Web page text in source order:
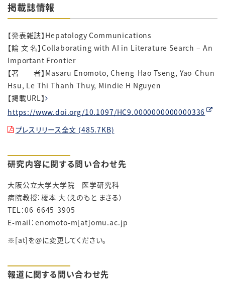
掲載誌情報
【発表雑誌】Hepatology Communications
【論 文 名】Collaborating with AI in Literature Search – An
Important Frontier
【著 者】Masaru Enomoto, Cheng-Hao Tseng, Yao-Chun
Hsu, Le Thi Thanh Thuy, Mindie H Nguyen
【掲載URL】
https://www.doi.org/10.1097/HC9.0000000000000336
プレスリリース全文 (485.7KB)
研究内容に関する問い合わせ先
大阪公立大学大学院 医学研究科
病院教授：榎本 大（えのもと まさる）
TEL：06-6645-3905
E-mail：enomoto-m[at]omu.ac.jp
※[at]を@に変更してください。
報道に関する問い合わせ先